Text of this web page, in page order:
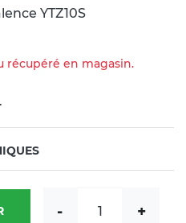
YTZ10S
récupéré en magasin.
+
-